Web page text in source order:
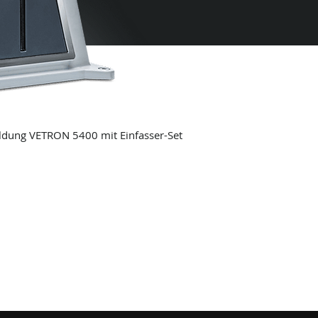
VETRON 5400 mit Einfasser-Set